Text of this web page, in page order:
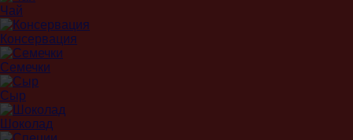
Чай
Консервация
Семечки
Сыр
Шоколад